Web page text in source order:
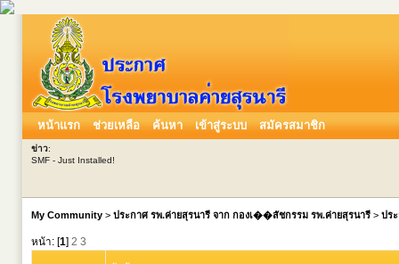
หน้าแรก ช่วยเหลือ ค้นหา เข้าสู่ระบบ สมัครสมาชิก
ข่าว:
SMF - Just Installed!
My Community > ประกาศ รพ.ค่ายสุรนารี จาก กองเ��สัชกรรม รพ.ค่ายสุรนารี > ปร
หน้า: [1] 2 3